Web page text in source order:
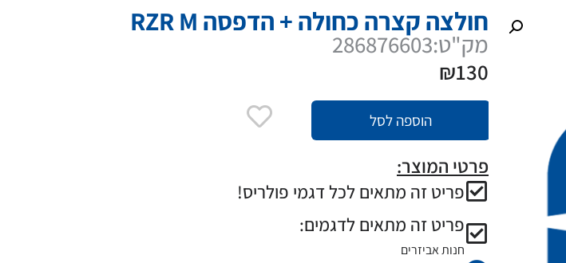
חולצה קצרה כחולה + הדפסה RZR M
מק"ט:286876603
₪130
הוספה לסל
פרטי המוצר:
פריט זה מתאים לכל דגמי פולריס!
פריט זה מתאים לדגמים:
חנות אביזרים